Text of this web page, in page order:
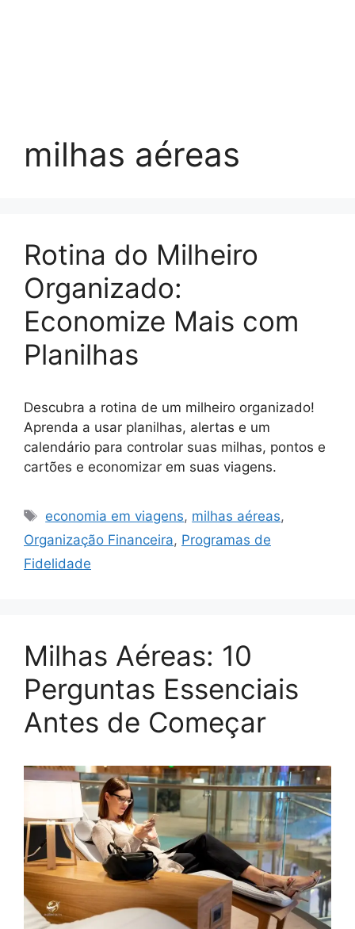
milhas aéreas
Rotina do Milheiro
Organizado:
Economize Mais com
Planilhas
Descubra a rotina de um milheiro organizado!
Aprenda a usar planilhas, alertas e um
calendário para controlar suas milhas, pontos e
cartões e economizar em suas viagens.
Tags
economia em viagens, milhas aéreas,
Organização Financeira, Programas de
Fidelidade
Milhas Aéreas: 10
Perguntas Essenciais
Antes de Começar